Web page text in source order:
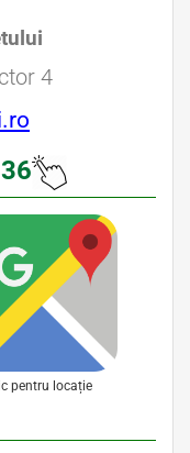
4
pentru locație